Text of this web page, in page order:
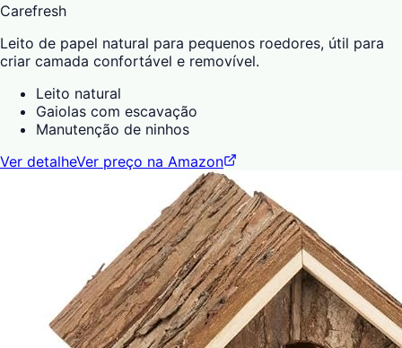
Carefresh
Leito de papel natural para pequenos roedores, útil para
criar camada confortável e removível.
Leito natural
Gaiolas com escavação
Manutenção de ninhos
Ver detalheVer preço na Amazon